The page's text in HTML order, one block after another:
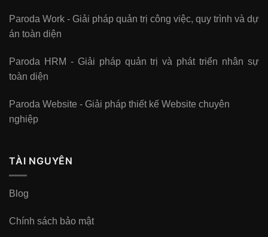
Paroda Work - Giải pháp quản trị công việc, quy trình và dự
án toàn diện
Paroda HRM - Giải pháp quản trị và phát triển nhân sự
toàn diện
Paroda Website - Giải pháp thiết kế Website chuyên
nghiệp
TÀI NGUYÊN
Blog
Chính sách bảo mật